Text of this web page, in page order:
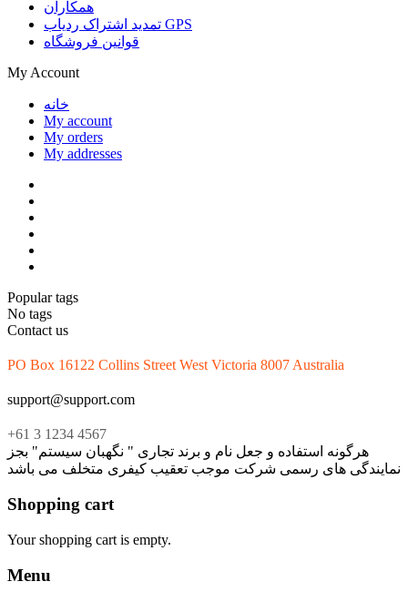
همکاران
تمدید اشتراک ردیاب GPS
قوانین فروشگاه
My Account
خانه
My account
My orders
My addresses
Popular tags
No tags
Contact us
PO Box 16122 Collins Street West Victoria 8007 Australia
support@support.com
+61 3 1234 4567
هرگونه استفاده و جعل نام و برند تجاری " نگهبان سیستم" بجز
نمایندگی های رسمی شرکت موجب تعقیب کیفری متخلف می باشد
Shopping cart
Your shopping cart is empty.
Menu